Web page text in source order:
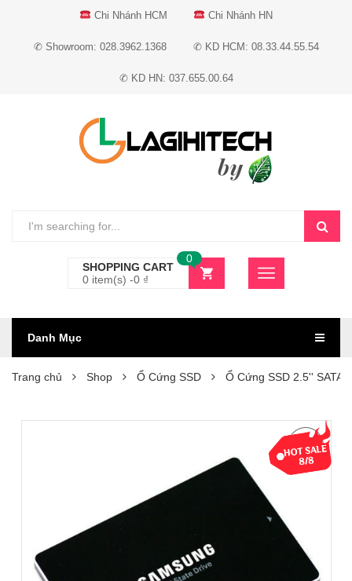
Chi Nhánh HCM Chi Nhánh HN
✆ Showroom: 028.3962.1368 ✆ KD HCM: 08.33.44.55.54
✆ KD HN: 037.655.00.64
SHOPPING CART
0 item(s) -0 ₫
0
Danh Mục
Trang chủ Shop Ổ Cứng SSD Ổ Cứng SSD 2.5'' SATA 3